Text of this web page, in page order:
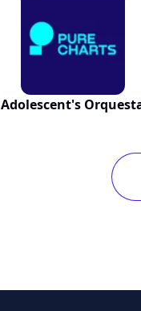
Adolescent's